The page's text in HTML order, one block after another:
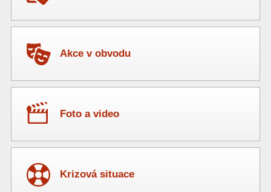
Akce v obvodu
Foto a video
Krizová situace